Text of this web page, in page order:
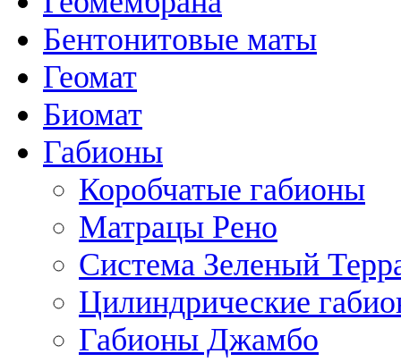
Бентонитовые маты
Геомат
Биомат
Габионы
Коробчатые габионы
Матрацы Рено
Система Зеленый
Цилиндрические
Габионы Джамбо